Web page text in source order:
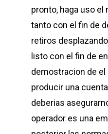
pronto, haga uso
tanto con el fin de
retiros
listo con el fin de
demostracion de el
producir una
deberias
operador es una